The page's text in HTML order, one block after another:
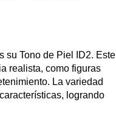
su Tono de Piel ID2. Este
realista, como figuras
La variedad
logrando